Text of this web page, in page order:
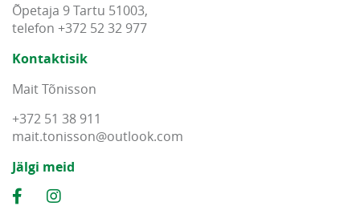
Õpetaja 9 Tartu 51003,
telefon +372 52 32 977
Kontaktisik
Mait Tõnisson
+372 51 38 911
mait.tonisson@outlook.com
Jälgi meid